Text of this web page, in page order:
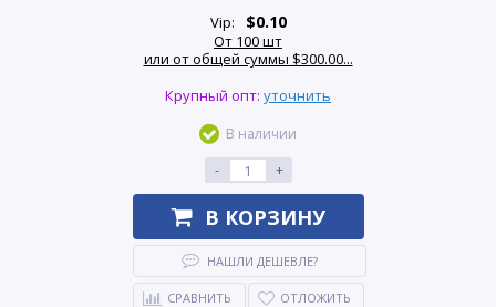
Vip: $0.10
От 100 шт
или от общей суммы $300.00...
Крупный опт: уточнить
В наличии
-
+
В КОРЗИНУ
НАШЛИ ДЕШЕВЛЕ?
СРАВНИТЬ ОТЛОЖИТЬ